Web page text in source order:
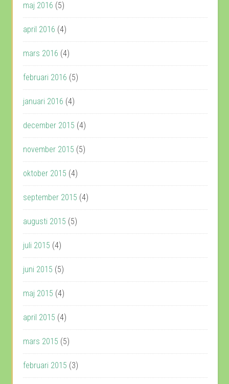
maj 2016 (5)
april 2016 (4)
mars 2016 (4)
februari 2016 (5)
januari 2016 (4)
december 2015 (4)
november 2015 (5)
oktober 2015 (4)
september 2015 (4)
augusti 2015 (5)
juli 2015 (4)
juni 2015 (5)
maj 2015 (4)
april 2015 (4)
mars 2015 (5)
februari 2015 (3)